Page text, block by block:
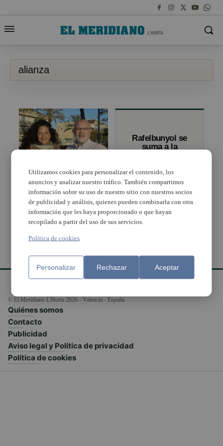
alianza
Esquerra Unida y
Podem confirman su
alianza en Museros
Rafelbunyol se
suma a la
Desarrollo
Sostenible
© El Meridiano L'Horta 2026 - Valencia - España
Quiénes somos
Contacto
Publicidad
Aviso legal y Política de privacidad
Política de cookies
Utilizamos cookies para personalizar el contenido, los
anuncios y analizar nuestro tráfico. También compartimos
información sobre su uso de nuestro sitio con nuestros socios
de publicidad y análisis, quienes pueden combinarla con otra
información que les haya proporcionado o que hayan
recopilado a partir del uso de sus servicios.
Política de cookies
Personalizar Rechazar Aceptar